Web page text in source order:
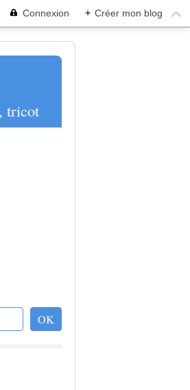
Connexion + Créer mon blog
tricot